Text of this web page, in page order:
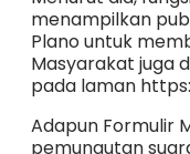
menampilkan
Plano untuk
Masyarakat juga
pada laman
Adapun Formulir
pemungutan